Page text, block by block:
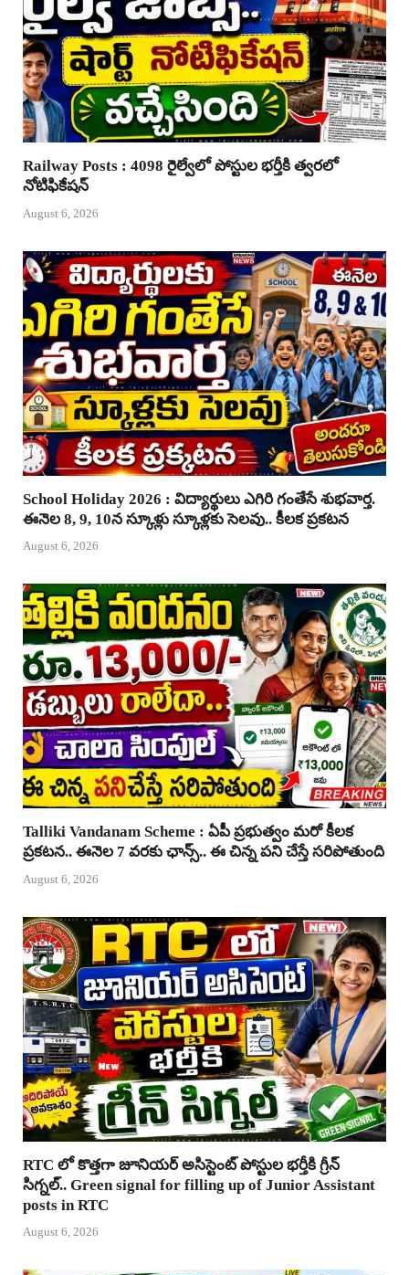
Railway Posts : 4098 రైల్వేలో పోస్టుల భర్తీకి త్వరలో
నోటిఫికేషన్
August 6, 2026
School Holiday 2026 : విద్యార్థులు ఎగిరి గంతేసే శుభవార్త.
ఈనెల 8, 9, 10న స్కూళ్లు స్కూళ్లకు సెలవు.. కీలక ప్రకటన
August 6, 2026
Talliki Vandanam Scheme : ఏపీ ప్రభుత్వం మరో కీలక
ప్రకటన.. ఈనెల 7 వరకు ఛాన్స్.. ఈ చిన్న పని చేస్తే సరిపోతుంది
August 6, 2026
RTC లో కొత్తగా జూనియర్ అసిస్టెంట్ పోస్టుల భర్తీకి గ్రీన్
సిగ్నల్.. Green signal for filling up of Junior Assistant
posts in RTC
August 6, 2026